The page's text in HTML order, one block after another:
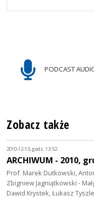
PODCAST
Zobacz także
2010-12-13, godz. 13:52
ARCHIWUM - 2010,
Prof. Marek Dutkowski,
Zbigniew Jagniątkowski -
Dawid Krystek, Łukasz